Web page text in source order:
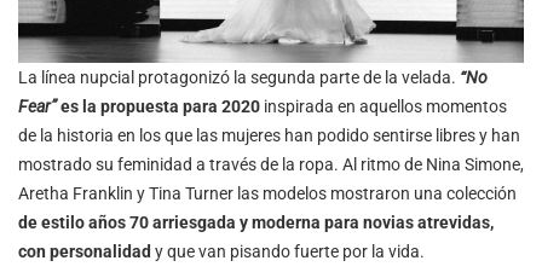
La línea nupcial protagonizó la segunda parte de la velada. “No
Fear”es la propuesta para 2020 inspirada en aquellos momentos
de la historia en los que las mujeres han podido sentirse libres y han
mostrado su feminidad a través de la ropa. Al ritmo de Nina Simone,
Aretha Franklin y Tina Turner las modelos mostraron una colección
de estilo años 70 arriesgada y moderna para novias atrevidas,
con personalidad y que van pisando fuerte por la vida.